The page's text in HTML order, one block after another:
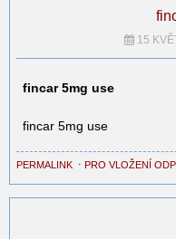
15
fincar 5mg use
fincar 5mg use
PERMALINK ⋅ PRO VLOŽENÍ